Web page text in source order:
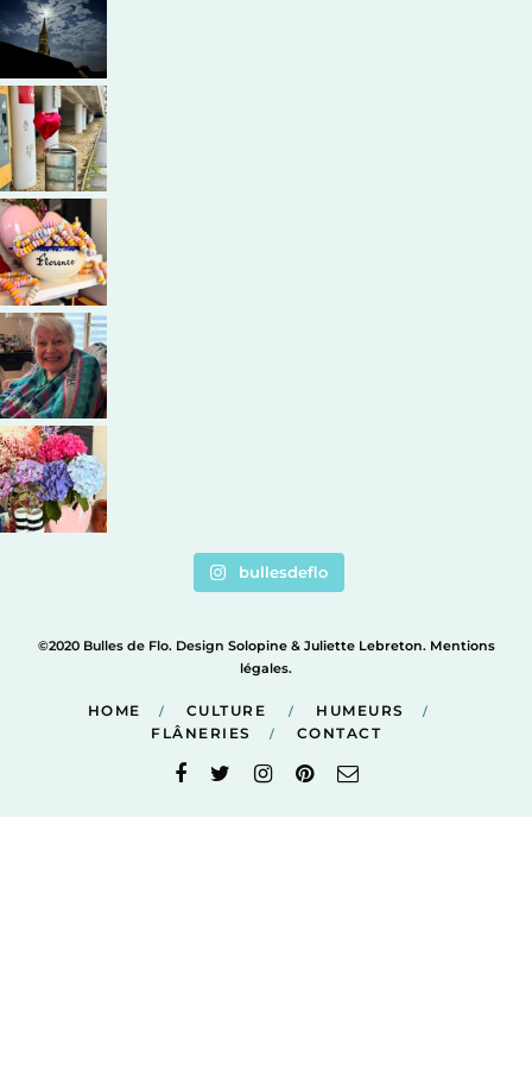
bullesdeflo
©2020 Bulles de Flo. Design Solopine& Juliette Lebreton. Mentions
légales.
HOME CULTURE
HUMEURS
FLÂNERIES
CONTACT